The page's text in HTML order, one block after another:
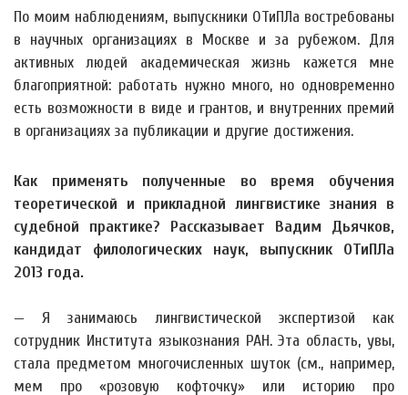
По моим наблюдениям, выпускники ОТиПЛа востребованы
в научных организациях в Москве и за рубежом. Для
активных людей академическая жизнь кажется мне
благоприятной: работать нужно много, но одновременно
есть возможности в виде и грантов, и внутренних премий
в организациях за публикации и другие достижения.
Как применять полученные во время обучения
теоретической и прикладной лингвистике знания в
судебной практике? Рассказывает Вадим Дьячков,
кандидат филологических наук, выпускник ОТиПЛа
2013 года.
— Я занимаюсь лингвистической экспертизой как
сотрудник Института языкознания РАН. Эта область, увы,
стала предметом многочисленных шуток (см., например,
мем про «розовую кофточку» или историю про